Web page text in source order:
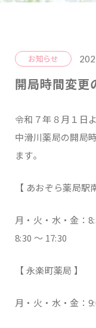
お知らせ
開局時間変更
令和７年８月１日
中滑川薬局の開局
ます。
【 あおぞら薬局駅
月・火・水・金：
8:30 ～ 17:30
【 永楽町薬局 】
月・火・水・金：